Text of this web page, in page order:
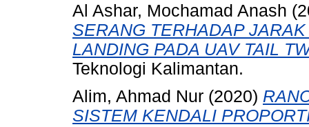
Al Ashar, Mochamad Anash
SERANG TERHADAP
LANDING PADA UAV TAIL
Teknologi Kalimantan.
Alim, Ahmad Nur (2020)
SISTEM KENDALI